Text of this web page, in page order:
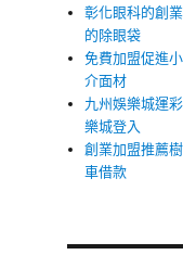
彰化眼科的創
的除眼袋
免費加盟促進
介面材
九州娛樂城運
樂城登入
創業加盟推薦
車借款